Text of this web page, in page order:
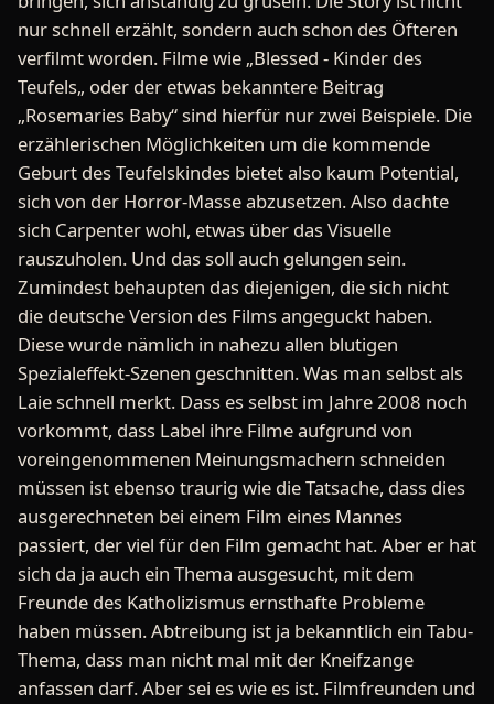
nur schnell erzählt, sondern auch schon des Öfteren
verfilmt worden. Filme wie „Blessed - Kinder des
Teufels„ oder der etwas bekanntere Beitrag
„Rosemaries Baby“ sind hierfür nur zwei Beispiele. Die
erzählerischen Möglichkeiten um die kommende
Geburt des Teufelskindes bietet also kaum Potential,
sich von der Horror-Masse abzusetzen. Also dachte
sich Carpenter wohl, etwas über das Visuelle
rauszuholen. Und das soll auch gelungen sein.
Zumindest behaupten das diejenigen, die sich nicht
die deutsche Version des Films angeguckt haben.
Diese wurde nämlich in nahezu allen blutigen
Spezialeffekt-Szenen geschnitten. Was man selbst als
Laie schnell merkt. Dass es selbst im Jahre 2008 noch
vorkommt, dass Label ihre Filme aufgrund von
voreingenommenen Meinungsmachern schneiden
müssen ist ebenso traurig wie die Tatsache, dass dies
ausgerechneten bei einem Film eines Mannes
passiert, der viel für den Film gemacht hat. Aber er hat
sich da ja auch ein Thema ausgesucht, mit dem
Freunde des Katholizismus ernsthafte Probleme
haben müssen. Abtreibung ist ja bekanntlich ein Tabu-
Thema, dass man nicht mal mit der Kneifzange
anfassen darf. Aber sei es wie es ist. Filmfreunden und